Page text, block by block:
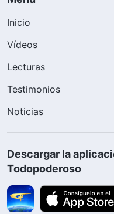
Inicio
Vídeos
Lecturas
Testimonios
Noticias
Descargar la
Todopoderoso